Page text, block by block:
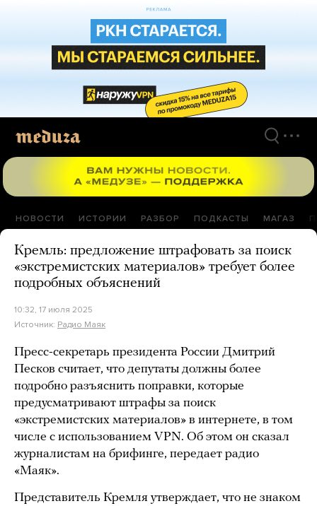
НОВОСТИ ИСТОРИИ РАЗБОР ПОДКАСТЫ МАГАЗ
Кремль: предложение штрафовать за поиск
«экстремистских материалов» требует более
подробных объяснений
10:32, 17 июля 2025
Источник: Радио Маяк
Пресс-секретарь президента России Дмитрий
Песков считает, что депутаты должны более
подробно разъяснить поправки, которые
предусматривают штрафы за поиск
«экстремистских материалов» в интернете, в том
числе с использованием VPN. Об этом он сказал
журналистам на брифинге, передает радио
«Маяк».
Представитель Кремля утверждает, что не знаком